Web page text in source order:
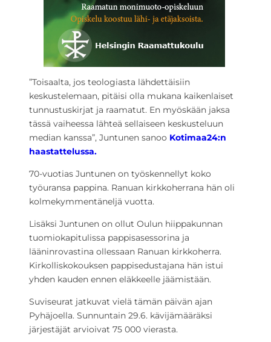
”Toisaalta, jos teologiasta lähdettäisiin
keskustelemaan, pitäisi olla mukana kaikenlaiset
tunnustuskirjat ja raamatut. En myöskään jaksa
tässä vaiheessa lähteä sellaiseen keskusteluun
median kanssa”, Juntunen sanoo Kotimaa24:n
haastattelussa.
70-vuotias Juntunen on työskennellyt koko
työuransa pappina. Ranuan kirkkoherrana hän oli
kolmekymmentäneljä vuotta.
Lisäksi Juntunen on ollut Oulun hiippakunnan
tuomiokapitulissa pappisasessorina ja
lääninrovastina ollessaan Ranuan kirkkoherra.
Kirkolliskokouksen pappisedustajana hän istui
yhden kauden ennen eläkkeelle jäämistään.
Suviseurat jatkuvat vielä tämän päivän ajan
Pyhäjoella. Sunnuntain 29.6. kävijämääräksi
järjestäjät arvioivat 75 000 vierasta.